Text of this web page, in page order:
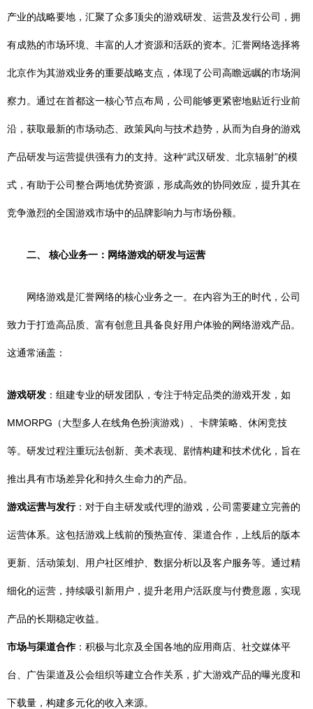
产业的战略要地，汇聚了众多顶尖的游戏研发、运营及发行公司，拥
有成熟的市场环境、丰富的人才资源和活跃的资本。汇誉网络选择将
北京作为其游戏业务的重要战略支点，体现了公司高瞻远瞩的市场洞
察力。通过在首都这一核心节点布局，公司能够更紧密地贴近行业前
沿，获取最新的市场动态、政策风向与技术趋势，从而为自身的游戏
产品研发与运营提供强有力的支持。这种“武汉研发、北京辐射”的模
式，有助于公司整合两地优势资源，形成高效的协同效应，提升其在
竞争激烈的全国游戏市场中的品牌影响力与市场份额。
二、 核心业务一：网络游戏的研发与运营
网络游戏是汇誉网络的核心业务之一。在内容为王的时代，公司
致力于打造高品质、富有创意且具备良好用户体验的网络游戏产品。
这通常涵盖：
游戏研发 ：组建专业的研发团队，专注于特定品类的游戏开发，如
MMORPG（大型多人在线角色扮演游戏）、卡牌策略、休闲竞技
等。研发过程注重玩法创新、美术表现、剧情构建和技术优化，旨在
推出具有市场差异化和持久生命力的产品。
游戏运营与发行：对于自主研发或代理的游戏，公司需要建立完善的
运营体系。这包括游戏上线前的预热宣传、渠道合作，上线后的版本
更新、活动策划、用户社区维护、数据分析以及客户服务等。通过精
细化的运营，持续吸引新用户，提升老用户活跃度与付费意愿，实现
产品的长期稳定收益。
市场与渠道合作：积极与北京及全国各地的应用商店、社交媒体平
台、广告渠道及公会组织等建立合作关系，扩大游戏产品的曝光度和
下载量，构建多元化的收入来源。